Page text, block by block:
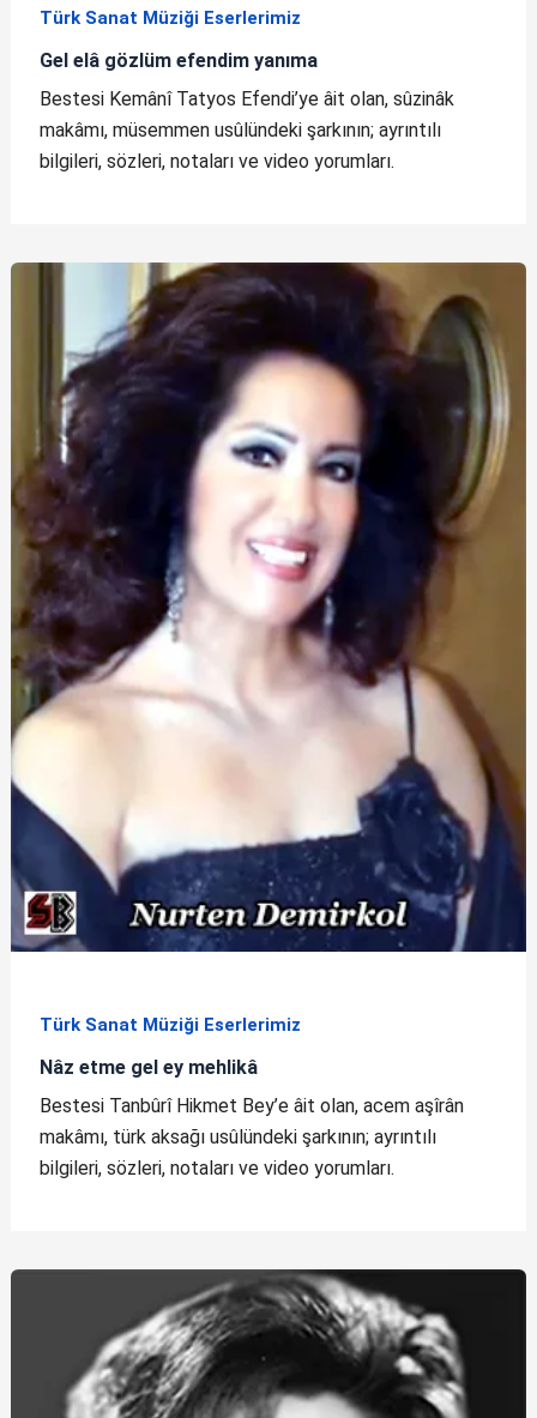
Türk Sanat Müziği Eserlerimiz
Gel elâ gözlüm efendim yanıma
Bestesi Kemânî Tatyos Efendi’ye âit olan, sûzinâk
makâmı, müsemmen usûlündeki şarkının; ayrıntılı
bilgileri, sözleri, notaları ve video yorumları.
Türk Sanat Müziği Eserlerimiz
Nâz etme gel ey mehlikâ
Bestesi Tanbûrî Hikmet Bey’e âit olan, acem aşîrân
makâmı, türk aksağı usûlündeki şarkının; ayrıntılı
bilgileri, sözleri, notaları ve video yorumları.